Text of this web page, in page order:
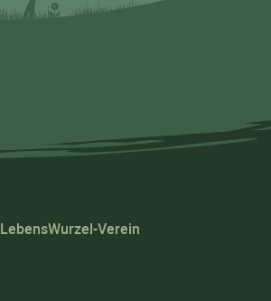
LebensWurzel-Verein